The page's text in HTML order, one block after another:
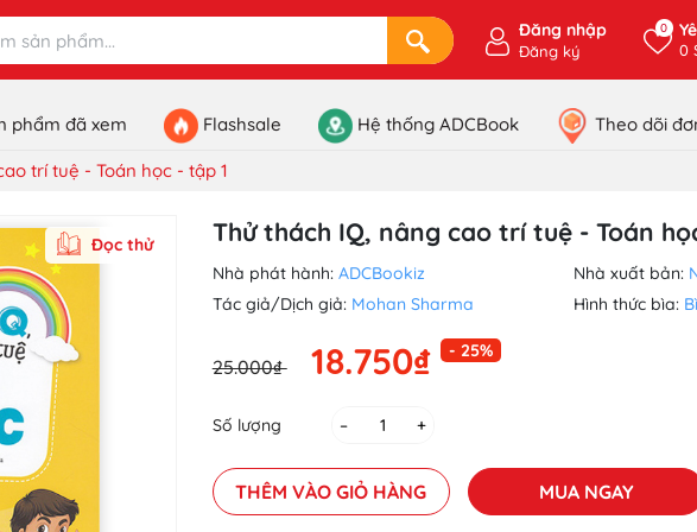
Đăng nhập
Đăng ký
0
0
phẩm đã xem Flashsale Hệ thống ADCBook Theo dõi
trí tuệ - Toán học - tập 1
Đọc thử Thử thách IQ, nâng cao trí tuệ - Toán
Nhà phát hành: ADCBookiz Nhà xuất bản:
Tác giả/Dịch giả: Mohan Sharma Hình thức bìa:
25.000₫ 18.750₫ - 25%
Số lượng – +
THÊM VÀO GIỎ HÀNG MUA NGAY